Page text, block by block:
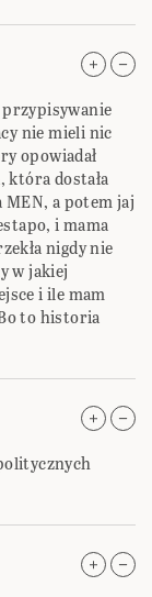
nie mieli nic
opowiadał
która dostała
a potem jaj
i mama
nigdy nie
w jakiej
i ile mam
to historia